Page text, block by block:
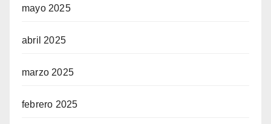
mayo 2025
abril 2025
marzo 2025
febrero 2025